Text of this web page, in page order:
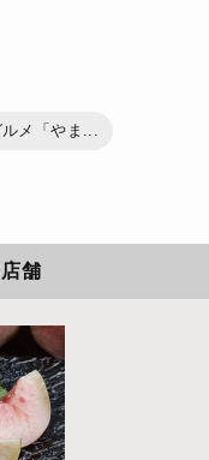
メ「やま...
舗